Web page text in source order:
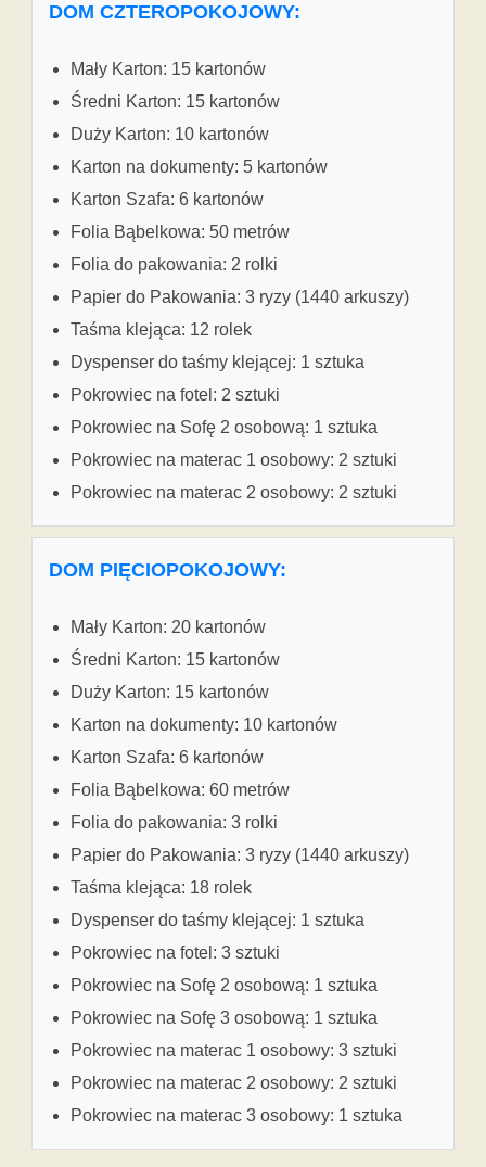
DOM CZTEROPOKOJOWY:
Mały Karton: 15 kartonów
Średni Karton: 15 kartonów
Duży Karton: 10 kartonów
Karton na dokumenty: 5 kartonów
Karton Szafa: 6 kartonów
Folia Bąbelkowa: 50 metrów
Folia do pakowania: 2 rolki
Papier do Pakowania: 3 ryzy (1440 arkuszy)
Taśma klejąca: 12 rolek
Dyspenser do taśmy klejącej: 1 sztuka
Pokrowiec na fotel: 2 sztuki
Pokrowiec na Sofę 2 osobową: 1 sztuka
Pokrowiec na materac 1 osobowy: 2 sztuki
Pokrowiec na materac 2 osobowy: 2 sztuki
DOM PIĘCIOPOKOJOWY:
Mały Karton: 20 kartonów
Średni Karton: 15 kartonów
Duży Karton: 15 kartonów
Karton na dokumenty: 10 kartonów
Karton Szafa: 6 kartonów
Folia Bąbelkowa: 60 metrów
Folia do pakowania: 3 rolki
Papier do Pakowania: 3 ryzy (1440 arkuszy)
Taśma klejąca: 18 rolek
Dyspenser do taśmy klejącej: 1 sztuka
Pokrowiec na fotel: 3 sztuki
Pokrowiec na Sofę 2 osobową: 1 sztuka
Pokrowiec na Sofę 3 osobową: 1 sztuka
Pokrowiec na materac 1 osobowy: 3 sztuki
Pokrowiec na materac 2 osobowy: 2 sztuki
Pokrowiec na materac 3 osobowy: 1 sztuka